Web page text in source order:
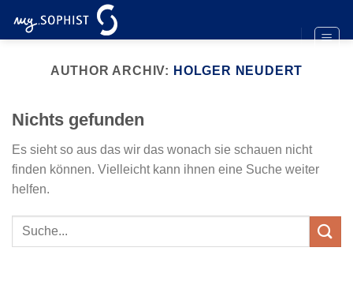
Inhalt
AUTHOR ARCHIV: HOLGER NEUDERT
Nichts gefunden
Es sieht so aus das wir das wonach sie schauen nicht
finden können. Vielleicht kann ihnen eine Suche weiter
helfen.